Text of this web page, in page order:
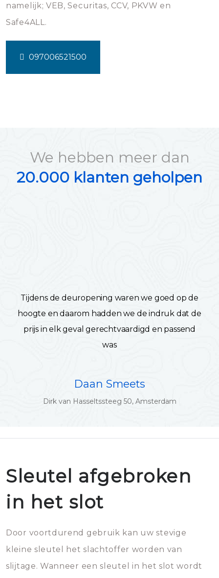
namelijk; VEB, Securitas, CCV, PKVW en
Safe4ALL.
097006521500
We hebben meer dan
20.000 klanten geholpen
Tijdens de deuropening waren we goed op de
hoogte en daarom hadden we de indruk dat de
prijs in elk geval gerechtvaardigd en passend
was
Daan Smeets
Dirk van Hasseltssteeg 50, Amsterdam
Sleutel afgebroken
in het slot
Door voortdurend gebruik kan uw stevige
kleine sleutel het slachtoffer worden van
slijtage. Wanneer een sleutel in het slot wordt